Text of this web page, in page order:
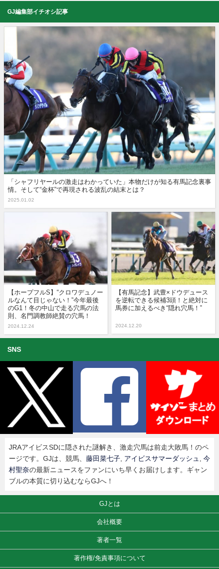
GJ編集部イチオシ記事
「シャフリヤールの激走はわかっていた」本物だけが知る有馬記念裏事
情。そして“金杯”で再現される波乱の結末とは？
2025.01.02
【ホープフルS】“クロワデュノー
ルなんて目じゃない！”今年最後
のG1！冬の中山で走る穴馬の法
則、名門調教師絶賛の穴馬！
2024.12.24
【有馬記念】武豊×ドウデュース
を逆転できる候補3頭！と絶対に
馬券に加えるべき“隠れ穴馬！”
2024.12.20
SNS
JRAアイビスSDに隠された謎解き、激走穴馬は前走大敗馬！のペ
ージです。GJは、競馬、 藤田菜七子 アイビスサマーダッシュ
今
村聖奈の最新ニュースをファンにいち早くお届けします。ギャン
ブルの本質に切り込むならGJへ！
GJとは
会社概要
著者一覧
著作権/免責事項について